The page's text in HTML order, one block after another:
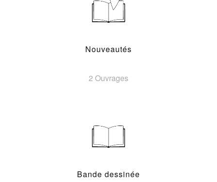
Nouveautés
2 Ouvrages
Bande dessinée